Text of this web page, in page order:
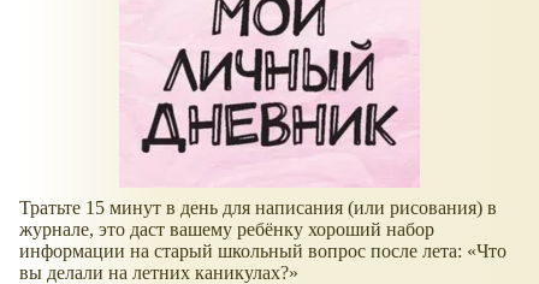
Тратьте 15 минут в день для написания (или рисования) в
журнале, это даст вашему ребёнку хороший набор
информации на старый школьный вопрос после лета:
Что
вы делали на летних каникулах?